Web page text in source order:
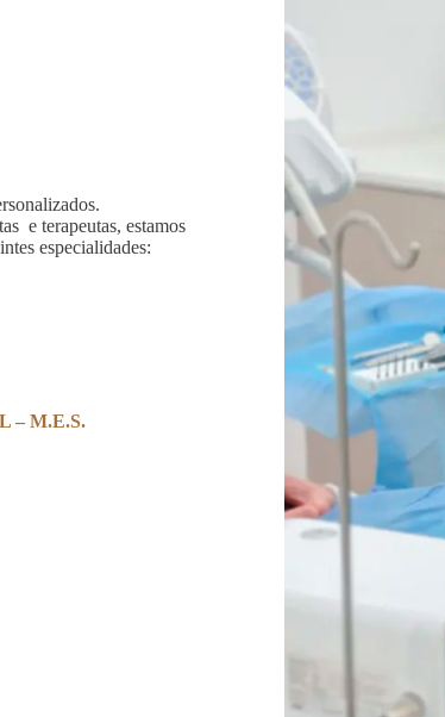
e terapeutas, estamos
especialidades:
– M.E.S.